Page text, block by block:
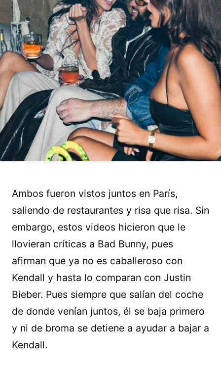
Ambos fueron vistos juntos en París,
saliendo de restaurantes y risa que risa. Sin
embargo, estos videos hicieron que le
llovieran críticas a Bad Bunny, pues
afirman que ya no es caballeroso con
Kendall y hasta lo comparan con Justin
Bieber. Pues siempre que salían del coche
de donde venían juntos, él se baja primero
y ni de broma se detiene a ayudar a bajar a
Kendall.